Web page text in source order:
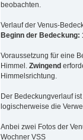
beobachten.
Verlauf der Venus-
Beginn der Bedeckung:
Voraussetzung für eine
Himmel. Zwingend
Himmelsrichtung.
Der Bedeckungverlauf
logischerweise die
Anbei zwei Fotos der
Wochner VSS